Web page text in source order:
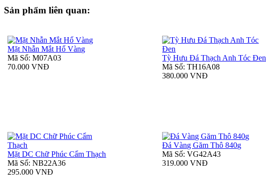
Sản phẩm liên quan:
Mặt Nhẫn Mắt Hổ Vàng
Mã Số: M07A03
70.000 VNĐ
Tỳ Hưu Đá Thạch Anh Tóc Đen
Mã Số: TH16A08
380.000 VNĐ
Mặt DC Chữ Phúc Cẩm Thạch
Mã Số: NB22A36
295.000 VNĐ
Đá Vàng Găm Thô 840g
Mã Số: VG42A43
319.000 VNĐ